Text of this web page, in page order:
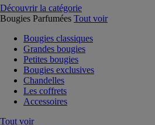
Découvrir la catégorie
Bougies Parfumées Tout voir
Bougies classiques
Grandes bougies
Petites bougies
Bougies exclusives
Chandelles
Les coffrets
Accessoires
Tout voir